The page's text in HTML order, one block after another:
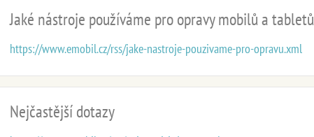
Jaké nástroje používáme pro opravy mobilů a tabletů
https://www.emobil.cz/rss/jake-nastroje-pouzivame-pro-opravu.xml
Nejčastější dotazy